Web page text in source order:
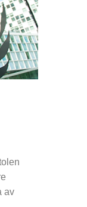
av